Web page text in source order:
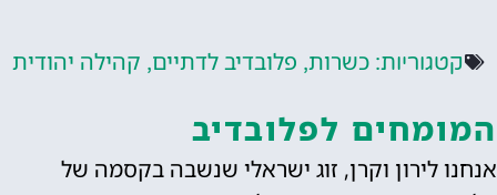
כשרות,פלובדיב לדתיים ,קהילה יהודית
לפלובדיב
וקרן, זוג ישראלי שנשבה בקסמה של